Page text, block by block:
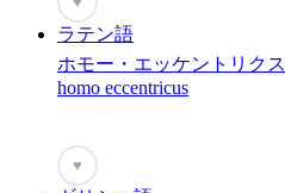
ラテン語
ホモー・エッケントリクス
homo eccentricus
♥